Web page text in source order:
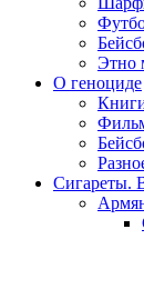
Этно
О геноциде
Сигареты.